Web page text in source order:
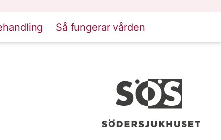
Så fungerar vården